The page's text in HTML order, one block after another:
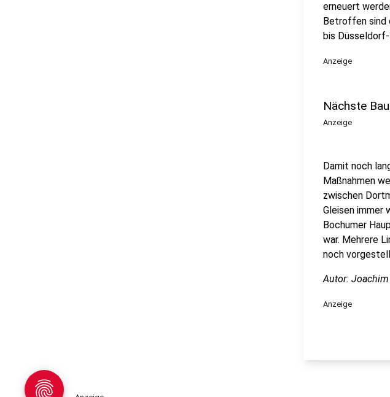
erneuert
Betroffen sind
bis
Anzeige
Nächste
Anzeige
Damit noch
Maßnahmen
zwischen
Gleisen immer
Bochumer
war. Mehrere
noch
Autor:
Anzeige